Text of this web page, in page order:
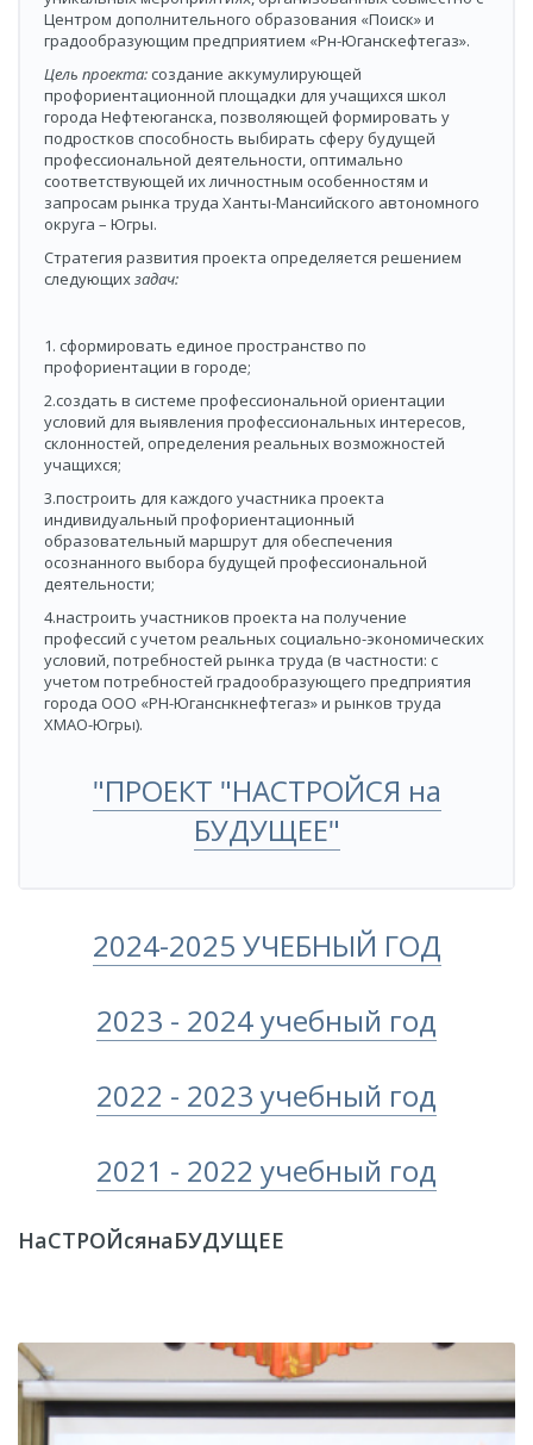
Центром дополнительного образования «Поиск» и
градообразующим предприятием «Рн-Юганскефтегаз».
Цель проекта: создание аккумулирующей
профориентационной площадки для учащихся школ
города Нефтеюганска, позволяющей формировать у
подростков способность выбирать сферу будущей
профессиональной деятельности, оптимально
соответствующей их личностным особенностям и
запросам рынка труда Ханты-Мансийского автономного
округа – Югры.
Стратегия развития проекта определяется решением
следующихзадач:
1. сформировать единое пространство по
профориентации в городе;
2.создать в системе профессиональной ориентации
условий для выявления профессиональных интересов,
склонностей, определения реальных возможностей
учащихся;
3.построить для каждого участника проекта
индивидуальный профориентационный
образовательный маршрут для обеспечения
осознанного выбора будущей профессиональной
деятельности;
4.настроить участников проекта на получение
профессий с учетом реальных социально-экономических
условий, потребностей рынка труда (в частности: с
учетом потребностей градообразующего предприятия
города ООО «РН-Юганснкнефтегаз» и рынков труда
ХМАО-Югры).
​"ПРОЕКТ "НАСТРОЙСЯ на
БУДУЩЕЕ"
​2024-2025 УЧЕБНЫЙ ГОД
​2023 - 2024 учебный год​​
2022 - 2023 учебный год
2021 - 2022 учебный год
НаСТРОЙсянаБУДУЩЕЕ